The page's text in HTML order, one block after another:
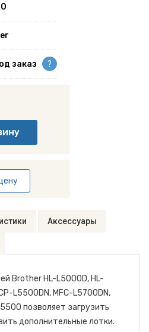
заказ ?
Аксессуары
Brother HL-L5000D, HL-
L5500DN, MFC-L5700DN,
позволяет загрузить
дополнительные лотки.